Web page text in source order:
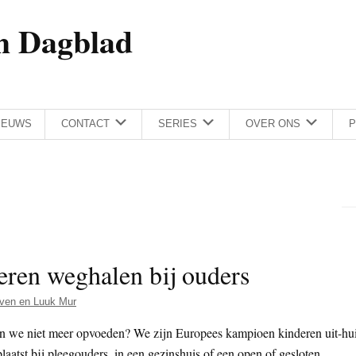
Dagblad
CONTACT SERIES OVER ONS
weghalen bij ouders
en Luuk Mur
niet meer opvoeden? We zijn Europees kampioen kinderen uit-